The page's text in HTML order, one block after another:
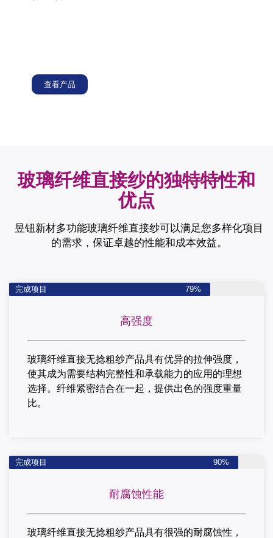
查看产品
玻璃纤维直接纱的独特特性和
优点
昱钮新材多功能玻璃纤维直接纱可以满足您多样化项目
的需求，保证卓越的性能和成本效益。
完成项目 79%
高强度
玻璃纤维直接无捻粗纱产品具有优异的拉伸强度，
使其成为需要结构完整性和承载能力的应用的理想
选择。 纤维紧密结合在一起，提供出色的强度重量
比。
完成项目 90%
耐腐蚀性能
玻璃纤维直接无捻粗纱产品具有很强的耐腐蚀性，